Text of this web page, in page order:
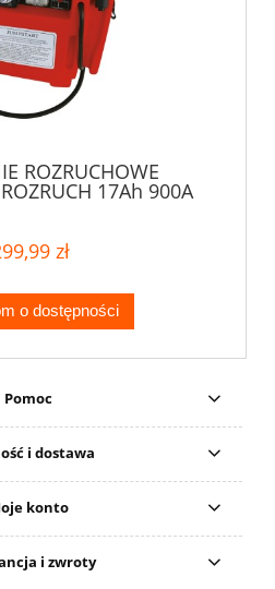
ROZRUCHOWE
17Ah 900A
zł
o dostępności
Pomoc
i dostawa
konto
i zwroty